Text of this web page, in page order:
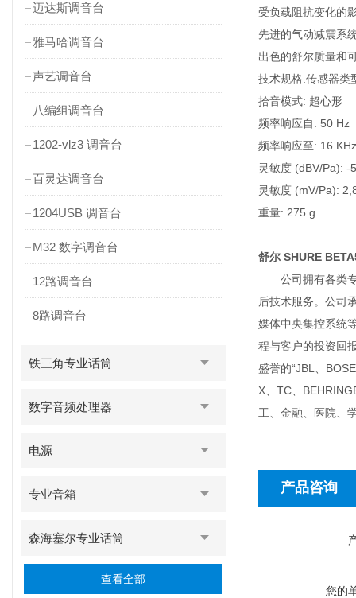
迈达斯调音台
雅马哈调音台
声艺调音台
八编组调音台
1202-vlz3 调音台
百灵达调音台
1204USB 调音台
M32 数字调音台
12路调音台
8路调音台
铁三角专业话筒
数字音频处理器
电源
专业音箱
森海塞尔专业话筒
查看全部
受负载阻抗变化的
先进的气动减震系
出色的舒尔质量和
技术规格.传感器类
拾音模式: 超心形
频率响应自: 50 Hz
频率响应至: 16 KHz
灵敏度 (dBV/Pa): -
灵敏度 (mV/Pa):
重量: 275 g
舒尔 SHURE
公司拥有各类专
后技术服务。公司
媒体中央集控系统
程与客户的投资回
盛誉的“JBL、
X、TC、
工、金融、医院、
产品咨询
您的